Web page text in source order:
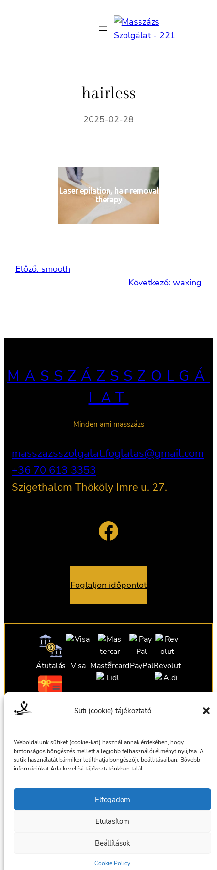
Süti (cookie) tájékoztató
Weboldalunk sütiket (cookie-kat) használ annak érdekében, hogy
biztonságos böngészés mellett a legjobb felhasználói élményt nyújtsa. A
sütik használatát bármikor letilthatja böngészője beállításaiban. Bővebb
információkat Adatkezelési tájékoztatónkban talál.
Elfogadom
Elutasítom
Beállítások
Cookie Policy
hairless
2025-02-28
Laser epilation, hair removal
therapy
Előző: smooth
Következő: waxing
MASSZÁZSSZOLGÁ
LAT
Minden ami masszázs
masszazsszolgalat.foglalas@gmail.com
+36 70 613 3353
Szigethalom Thököly Imre u. 27.
Facebook
Foglaljon időpontot
Átutalás Visa MastercardPayPalRevolut
Ajándékutalvány
Ajándékutalvány
Általános szerződési feltételek
Adatkezelési tájékoztató
Facebook